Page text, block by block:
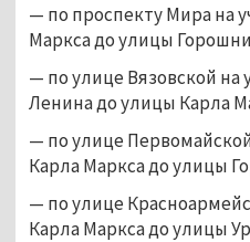
— по проспекту Мира на
Маркса до улицы
— по улице Вязовской на
Ленина до улицы Карла
— по улице
Карла Маркса до улицы
— по улице
Карла Маркса до улицы